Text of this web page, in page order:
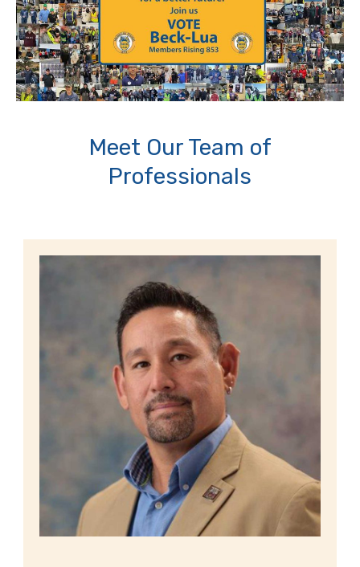
Meet Our Team of
Professionals